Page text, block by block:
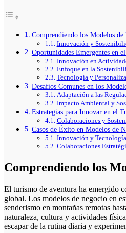
Comprendiendo los Modelos
Innovación y
Oportunidades Emergentes en
Innovación en
Enfoque en la
Tecnología y
Desafíos Comunes en los
Adaptación a las
Impacto Ambiental y
Estrategias para Innovar en el
Colaboraciones y
Casos de Éxito en Modelos de
Innovación y
Colaboraciones
Comprendiendo los
El turismo de aventura ha emergido como un sector dinámico y en constante evolución dentro de la industria turística
global. Los modelos de negocio en
senderismo en montañas remotas
naturaleza, cultura y actividades
escapar de la rutina diaria y